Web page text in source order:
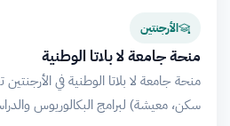
الأرجنتين
منحة جامعة لا بلاتا الوطنية
منحة جامعة لا بلاتا الوطنية في الأرجنتين
سكن، معيشة) لبرامج البكالوريوس